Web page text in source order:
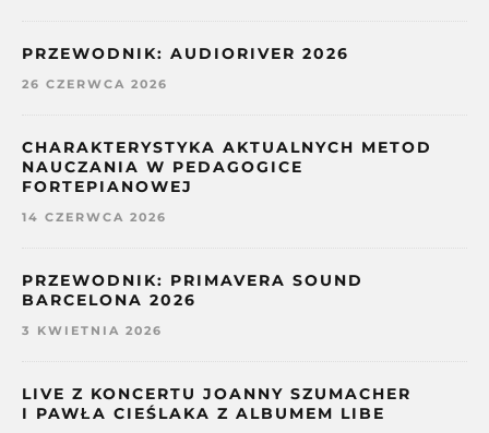
PRZEWODNIK: AUDIORIVER 2026
26 CZERWCA 2026
CHARAKTERYSTYKA AKTUALNYCH METOD
NAUCZANIA W PEDAGOGICE
FORTEPIANOWEJ
14 CZERWCA 2026
PRZEWODNIK: PRIMAVERA SOUND
BARCELONA 2026
3 KWIETNIA 2026
LIVE Z KONCERTU JOANNY SZUMACHER
I PAWŁA CIEŚLAKA Z ALBUMEM LIBE